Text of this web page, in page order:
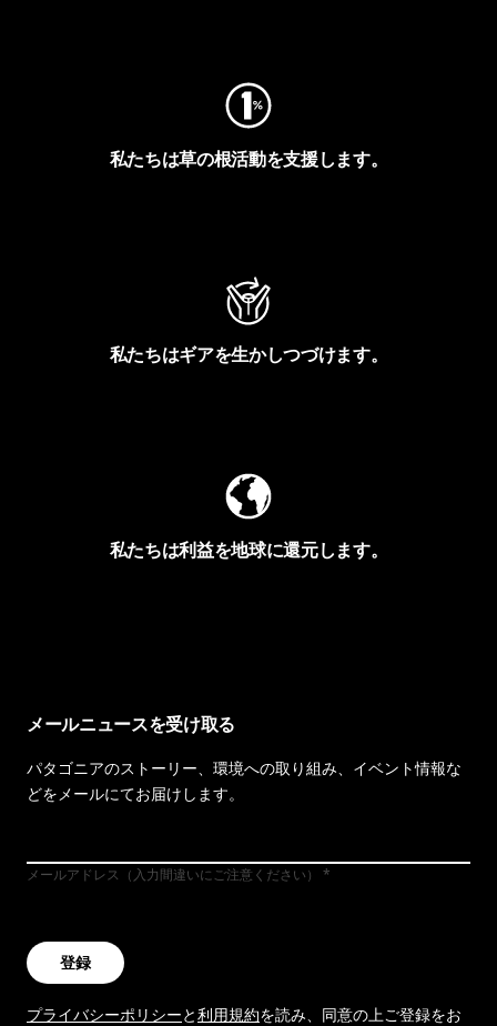
私たちは草の根活動を支援します。
私たちはギアを生かしつづけます。
私たちは利益を地球に還元します。
メールニュースを受け取る
パタゴニアのストーリー、環境への取り組み、イベント情報な
どをメールにてお届けします。
メールアドレス（入力間違いにご注意ください）
登録
プライバシーポリシーと利用規約を読み、同意の上ご登録をお